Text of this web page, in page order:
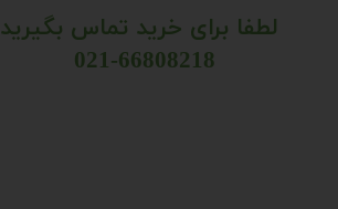
لطفا برای خرید تماس بگیرید